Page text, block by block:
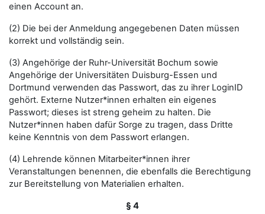
einen Account an.
(2) Die bei der Anmeldung angegebenen Daten müssen
korrekt und vollständig sein.
(3) Angehörige der Ruhr-Universität Bochum sowie
Angehörige der Universitäten Duisburg-Essen und
Dortmund verwenden das Passwort, das zu ihrer LoginID
gehört. Externe Nutzer*innen erhalten ein eigenes
Passwort; dieses ist streng geheim zu halten. Die
Nutzer*innen haben dafür Sorge zu tragen, dass Dritte
keine Kenntnis von dem Passwort erlangen.
(4) Lehrende können Mitarbeiter*innen ihrer
Veranstaltungen benennen, die ebenfalls die Berechtigung
zur Bereitstellung von Materialien erhalten.
§ 4